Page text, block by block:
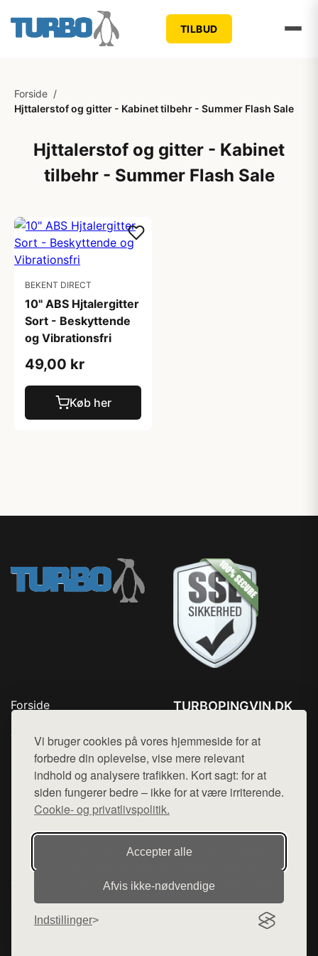
Vi bruger cookies på vores hjemmeside for at
forbedre din oplevelse, vise mere relevant
indhold og analysere trafikken. Kort sagt: for at
siden fungerer bedre – ikke for at være irriterende.
Cookie- og privatlivspolitik.
Accepter alle
Afvis ikke‑nødvendige
Indstillinger
TILBUD
Forside /
Hjttalerstof og gitter - Kabinet tilbehr - Summer Flash Sale
Hjttalerstof og gitter - Kabinet
tilbehr - Summer Flash Sale
BEKENT DIRECT
10" ABS Hjtalergitter
Sort - Beskyttende
og Vibrationsfri
49,00 kr
Køb her
Forside
Top Rabatter
Blog
Kontakt
TURBOPINGVIN.DK
Mail: hej@want.dk
Cookie- og privatlivspolitik
Denne side er en del af want.dk, der udgiver en række
hjemmesider med præsentation af forskellige produkter fra
diverse webshops. Der sælges ikke varer fra denne side - vi
henviser til de shops, som sælger varen. Vi har heller ikke
varerne på lager.